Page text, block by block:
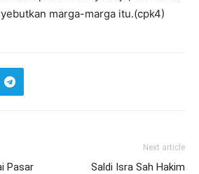
marga-marga itu.(cpk4)
Pasar
Next article
Saldi Isra Sah Hakim